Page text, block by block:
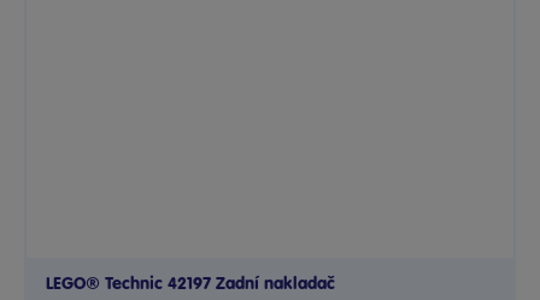
LEGO® Technic 42197 Zadní nakladač